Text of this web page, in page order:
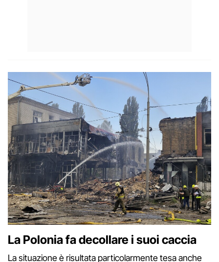
La Polonia fa decollare i suoi caccia
La situazione è risultata particolarmente tesa anche